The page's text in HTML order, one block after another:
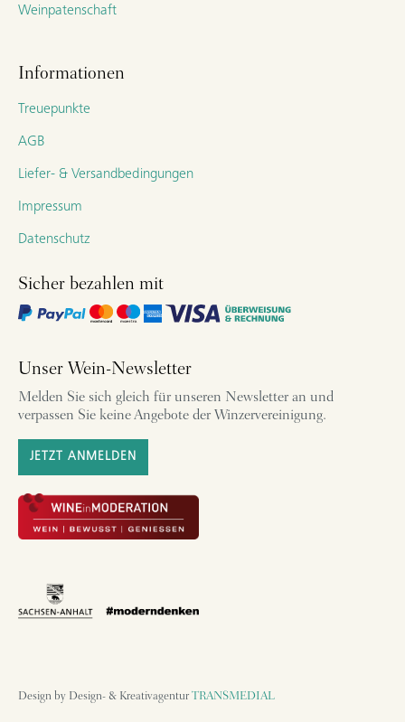
Weinpatenschaft
Informationen
Treuepunkte
AGB
Liefer- & Versandbedingungen
Impressum
Datenschutz
Sicher bezahlen mit
Unser Wein-Newsletter
Melden Sie sich gleich für unseren Newsletter an und
verpassen Sie keine Angebote der Winzervereinigung.
JETZT ANMELDEN
Design by Design- & Kreativagentur TRANSMEDIAL